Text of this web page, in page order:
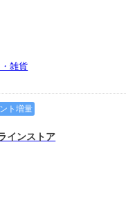
雑貨
ト増量
インストア